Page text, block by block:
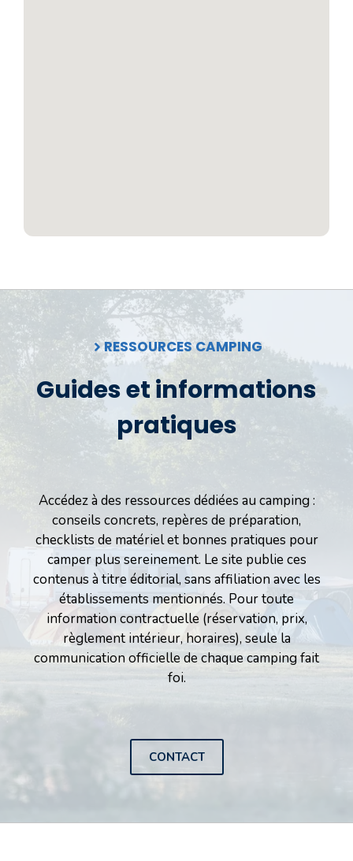
RESSOURCES CAMPING
Guides et informations
pratiques
Accédez à des ressources dédiées au camping :
conseils concrets, repères de préparation,
checklists de matériel et bonnes pratiques pour
camper plus sereinement. Le site publie ces
contenus à titre éditorial, sans affiliation avec les
établissements mentionnés. Pour toute
information contractuelle (réservation, prix,
règlement intérieur, horaires), seule la
communication officielle de chaque camping fait
foi.
CONTACT